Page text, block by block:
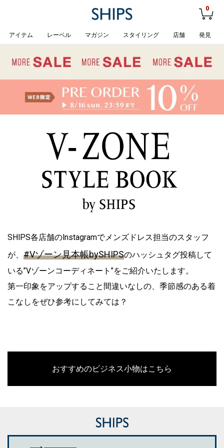
0
アイテム レーベル マガジン スタイリング 店舗 発見
SHIPS各店舗のInstagramでメンズドレス担当のスタッフ
が、 #Vゾーン見本帳bySHIPSのハッシュタグ投稿して
いる”Vゾーンコーディネート”をご紹介いたします。
第一印象をアップすること間違いなしの、季節感のある着
こなしをぜひ参考にしてみては？
おすすめのビジネス小物はこちら